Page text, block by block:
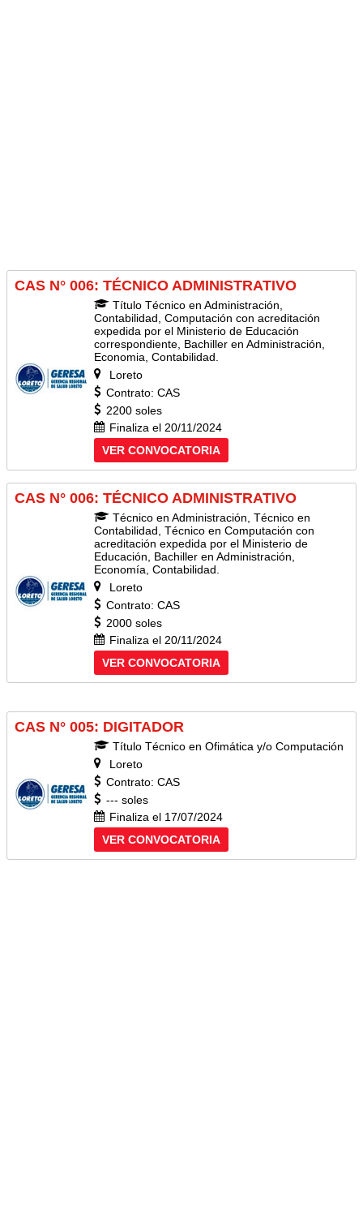
CAS N° 006: TÉCNICO ADMINISTRATIVO
Título Técnico en Administración,
Contabilidad, Computación con acreditación
expedida por el Ministerio de Educación
correspondiente, Bachiller en Administración,
Economia, Contabilidad.
Loreto
Contrato: CAS
2200 soles
Finaliza el 20/11/2024
VER CONVOCATORIA
CAS N° 006: TÉCNICO ADMINISTRATIVO
Técnico en Administración, Técnico en
Contabilidad, Técnico en Computación con
acreditación expedida por el Ministerio de
Educación, Bachiller en Administración,
Economía, Contabilidad.
Loreto
Contrato: CAS
2000 soles
Finaliza el 20/11/2024
VER CONVOCATORIA
CAS N° 005: DIGITADOR
Título Técnico en Ofimática y/o Computación
Loreto
Contrato: CAS
--- soles
Finaliza el 17/07/2024
VER CONVOCATORIA